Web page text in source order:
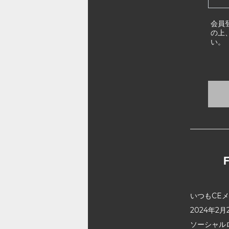
会員
の上
い。
いつもCE
2024年2月
ソーシャ